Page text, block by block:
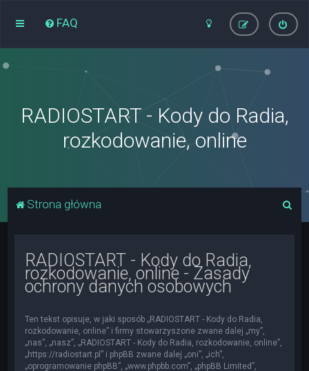
FAQ
RADIOSTART - Kody do Radia,
rozkodowanie, online
Strona główna
RADIOSTART - Kody do Radia,
rozkodowanie, online - Zasady
ochrony danych osobowych
Ten tekst opisuje, w jaki sposób „RADIOSTART - Kody do Radia,
rozkodowanie, online” i firmy stowarzyszone zwane dalej „my”,
„nas”, „nasz”, „RADIOSTART - Kody do Radia, rozkodowanie, online”,
„https://radiostart.pl” i phpBB zwane dalej „oni”, „ich”,
„oprogramowanie phpBB”, „www.phpbb.com”, „phpBB Limited”,